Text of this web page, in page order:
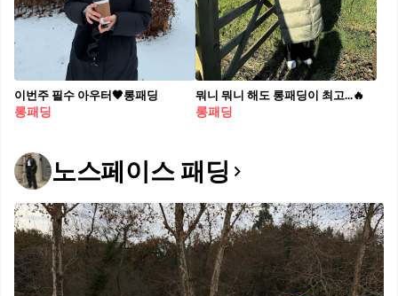
이번주 필수 아우터🖤롱패딩
롱패딩
뭐니 뭐니 해도 롱패딩이 최고...🔥
롱패딩
노스페이스 패딩